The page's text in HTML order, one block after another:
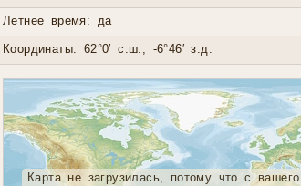
Летнее время: да
Координаты: 62°0′ с.ш., -6°46′ з.д.
Карта не загрузилась, потому что с